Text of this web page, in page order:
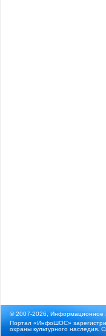
© 2007-2026, Информационное
Портал «ИнфоШОС»
охраны культурного наследия.